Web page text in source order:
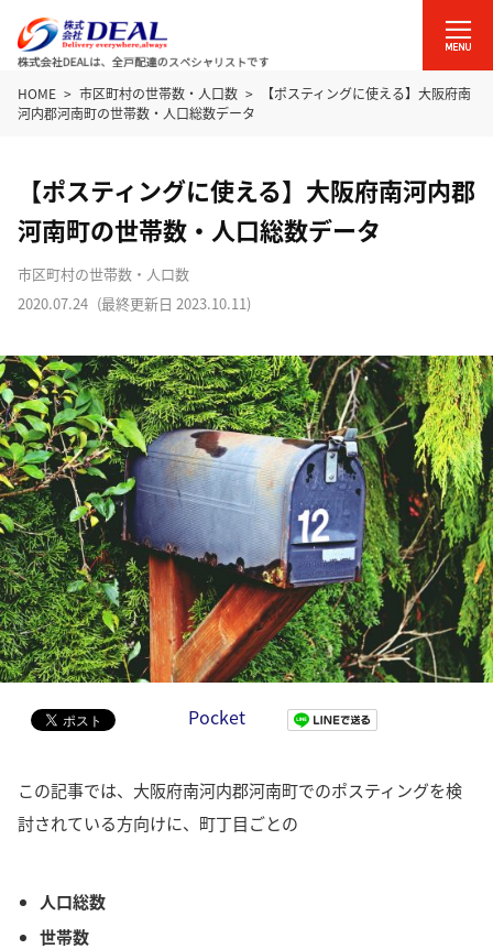
HOME 市区町村の世帯数・人口数
【ポスティングに使える】大阪府南
河内郡河南町の世帯数・人口総数データ
【ポスティングに使える】大阪府南河内郡
河南町の世帯数・人口総数データ
市区町村の世帯数・人口数
2020.07.24 (最終更新日 2023.10.11)
Pocket
この記事では、大阪府南河内郡河南町でのポスティングを検
討されている方向けに、町丁目ごとの
人口総数
世帯数